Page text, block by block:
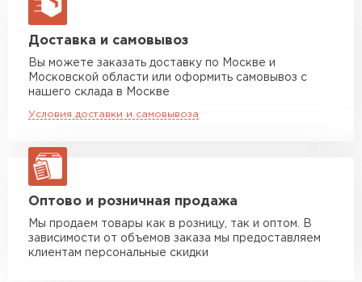
макс. длина груза 13,5 м
Манипулятор до 5 тн
Манипулятор до 10 тн
макс. длина груза 8 м
макс. длина груза 13,5 м
ЗАКАЗАТЬ С ДОСТАВКОЙ
Доставка и самовывоз
Вы можете заказать доставку по Москве и
Московской области или оформить самовывоз с
нашего склада в Москве
Условия доставки и самовывоза
Оптово и розничная продажа
Мы продаем товары как в розницу, так и оптом. В
зависимости от объемов заказа мы предоставляем
клиентам персональные скидки